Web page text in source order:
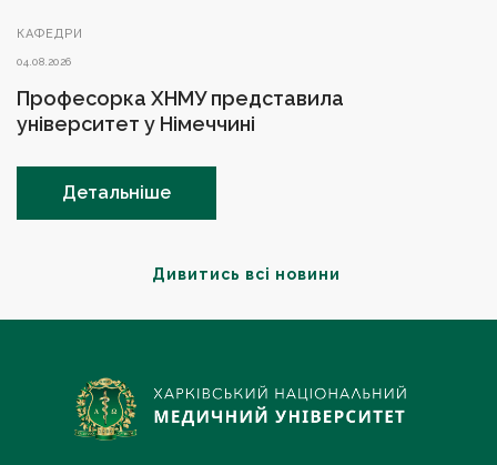
Дивитись всі новини
КАФЕДРИ
04.08.2026
Професорка ХНМУ представила
університет у Німеччині
Детальніше